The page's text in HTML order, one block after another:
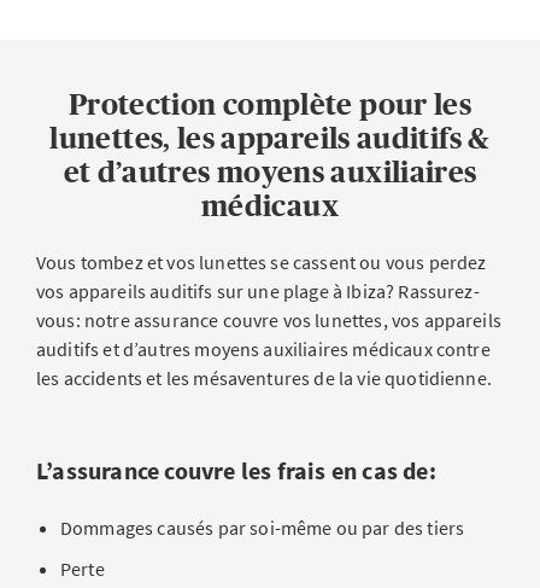
Protection complète pour les
lunettes, les appareils auditifs &
et d’autres moyens auxiliaires
médicaux
Vous tombez et vos lunettes se cassent ou vous perdez
vos appareils auditifs sur une plage à Ibiza? Rassurez-
vous: notre assurance couvre vos lunettes, vos appareils
auditifs et d’autres moyens auxiliaires médicaux contre
les accidents et les mésaventures de la vie quotidienne.
L’assurance couvre les frais en cas de:
Dommages causés par soi-même ou par des tiers
Perte